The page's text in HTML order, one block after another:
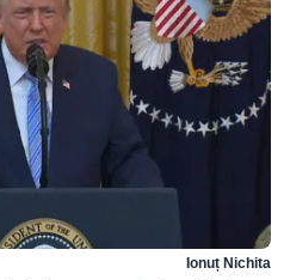
Ionuț Nichita